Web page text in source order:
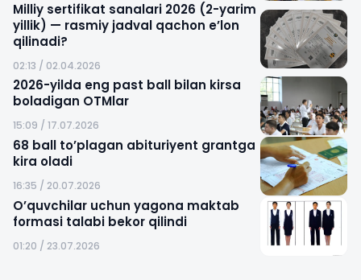
Milliy sertifikat sanalari 2026 (2-yarim
yillik) — rasmiy jadval qachon e’lon
qilinadi?
02:13 / 02.04.2026
2026-yilda eng past ball bilan kirsa
boladigan OTMlar
15:09 / 17.07.2026
68 ball to’plagan abituriyent grantga
kira oladi
16:35 / 20.07.2026
O’quvchilar uchun yagona maktab
formasi talabi bekor qilindi
01:20 / 23.07.2026